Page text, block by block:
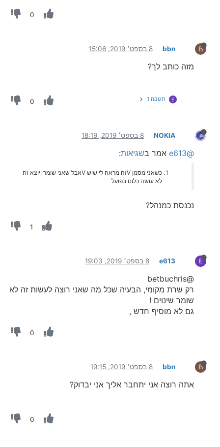
0
B
bbn 8 בספט׳ 2019, 15:06
מזה כותב לך?
E תגובה 1 0
NOKIA 8 בספט׳ 2019, 18:19
@e613 אמר בשגיאות:
כשאני מסמן Vזה מראה לי שיש Vאבל שאני שומר ויוצא זה
לא עושה כלום בפועל
נכנסת כמנהל?
1
E
e613 8 בספט׳ 2019, 19:03
@betbuchris
רק שרת מקומי, הבעיה שכל מה שאני רוצה לעשות זה לא
שומר שינוים !
גם לא מוסיף חדש ,
0
B
bbn 8 בספט׳ 2019, 19:15
אתה רוצה אני יתחבר אליך אני יבדוק?
0